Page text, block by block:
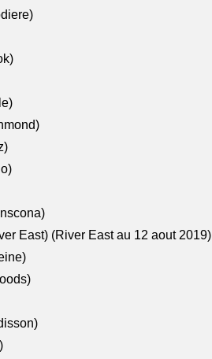
East) (River East au 12 aout 2019)